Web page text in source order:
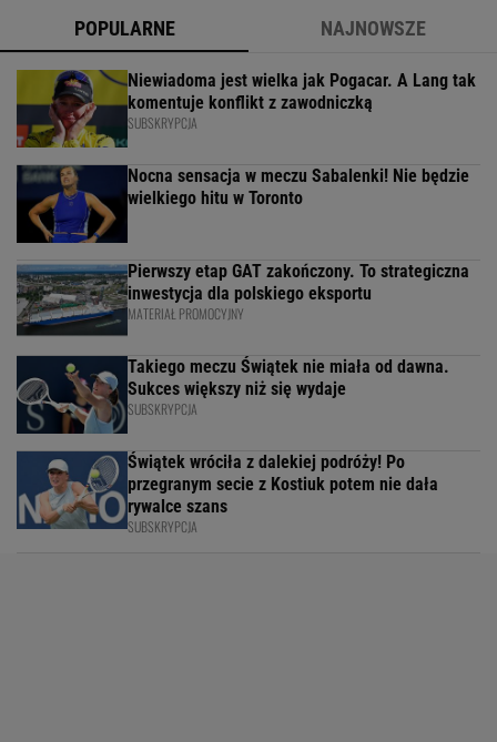
POPULARNE NAJNOWSZE
Niewiadoma jest wielka jak Pogacar. A Lang tak
komentuje konflikt z zawodniczką
SUBSKRYPCJA
Nocna sensacja w meczu Sabalenki! Nie będzie
wielkiego hitu w Toronto
Pierwszy etap GAT zakończony. To strategiczna
inwestycja dla polskiego eksportu
MATERIAŁ PROMOCYJNY
Takiego meczu Świątek nie miała od dawna.
Sukces większy niż się wydaje
SUBSKRYPCJA
Świątek wróciła z dalekiej podróży! Po
przegranym secie z Kostiuk potem nie dała
rywalce szans
SUBSKRYPCJA